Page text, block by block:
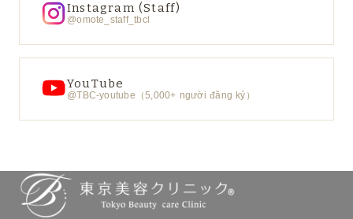
Instagram (Staff)
@omote_staff_tbcl
YouTube
@TBC-youtube（5,000+ người đăng ký）